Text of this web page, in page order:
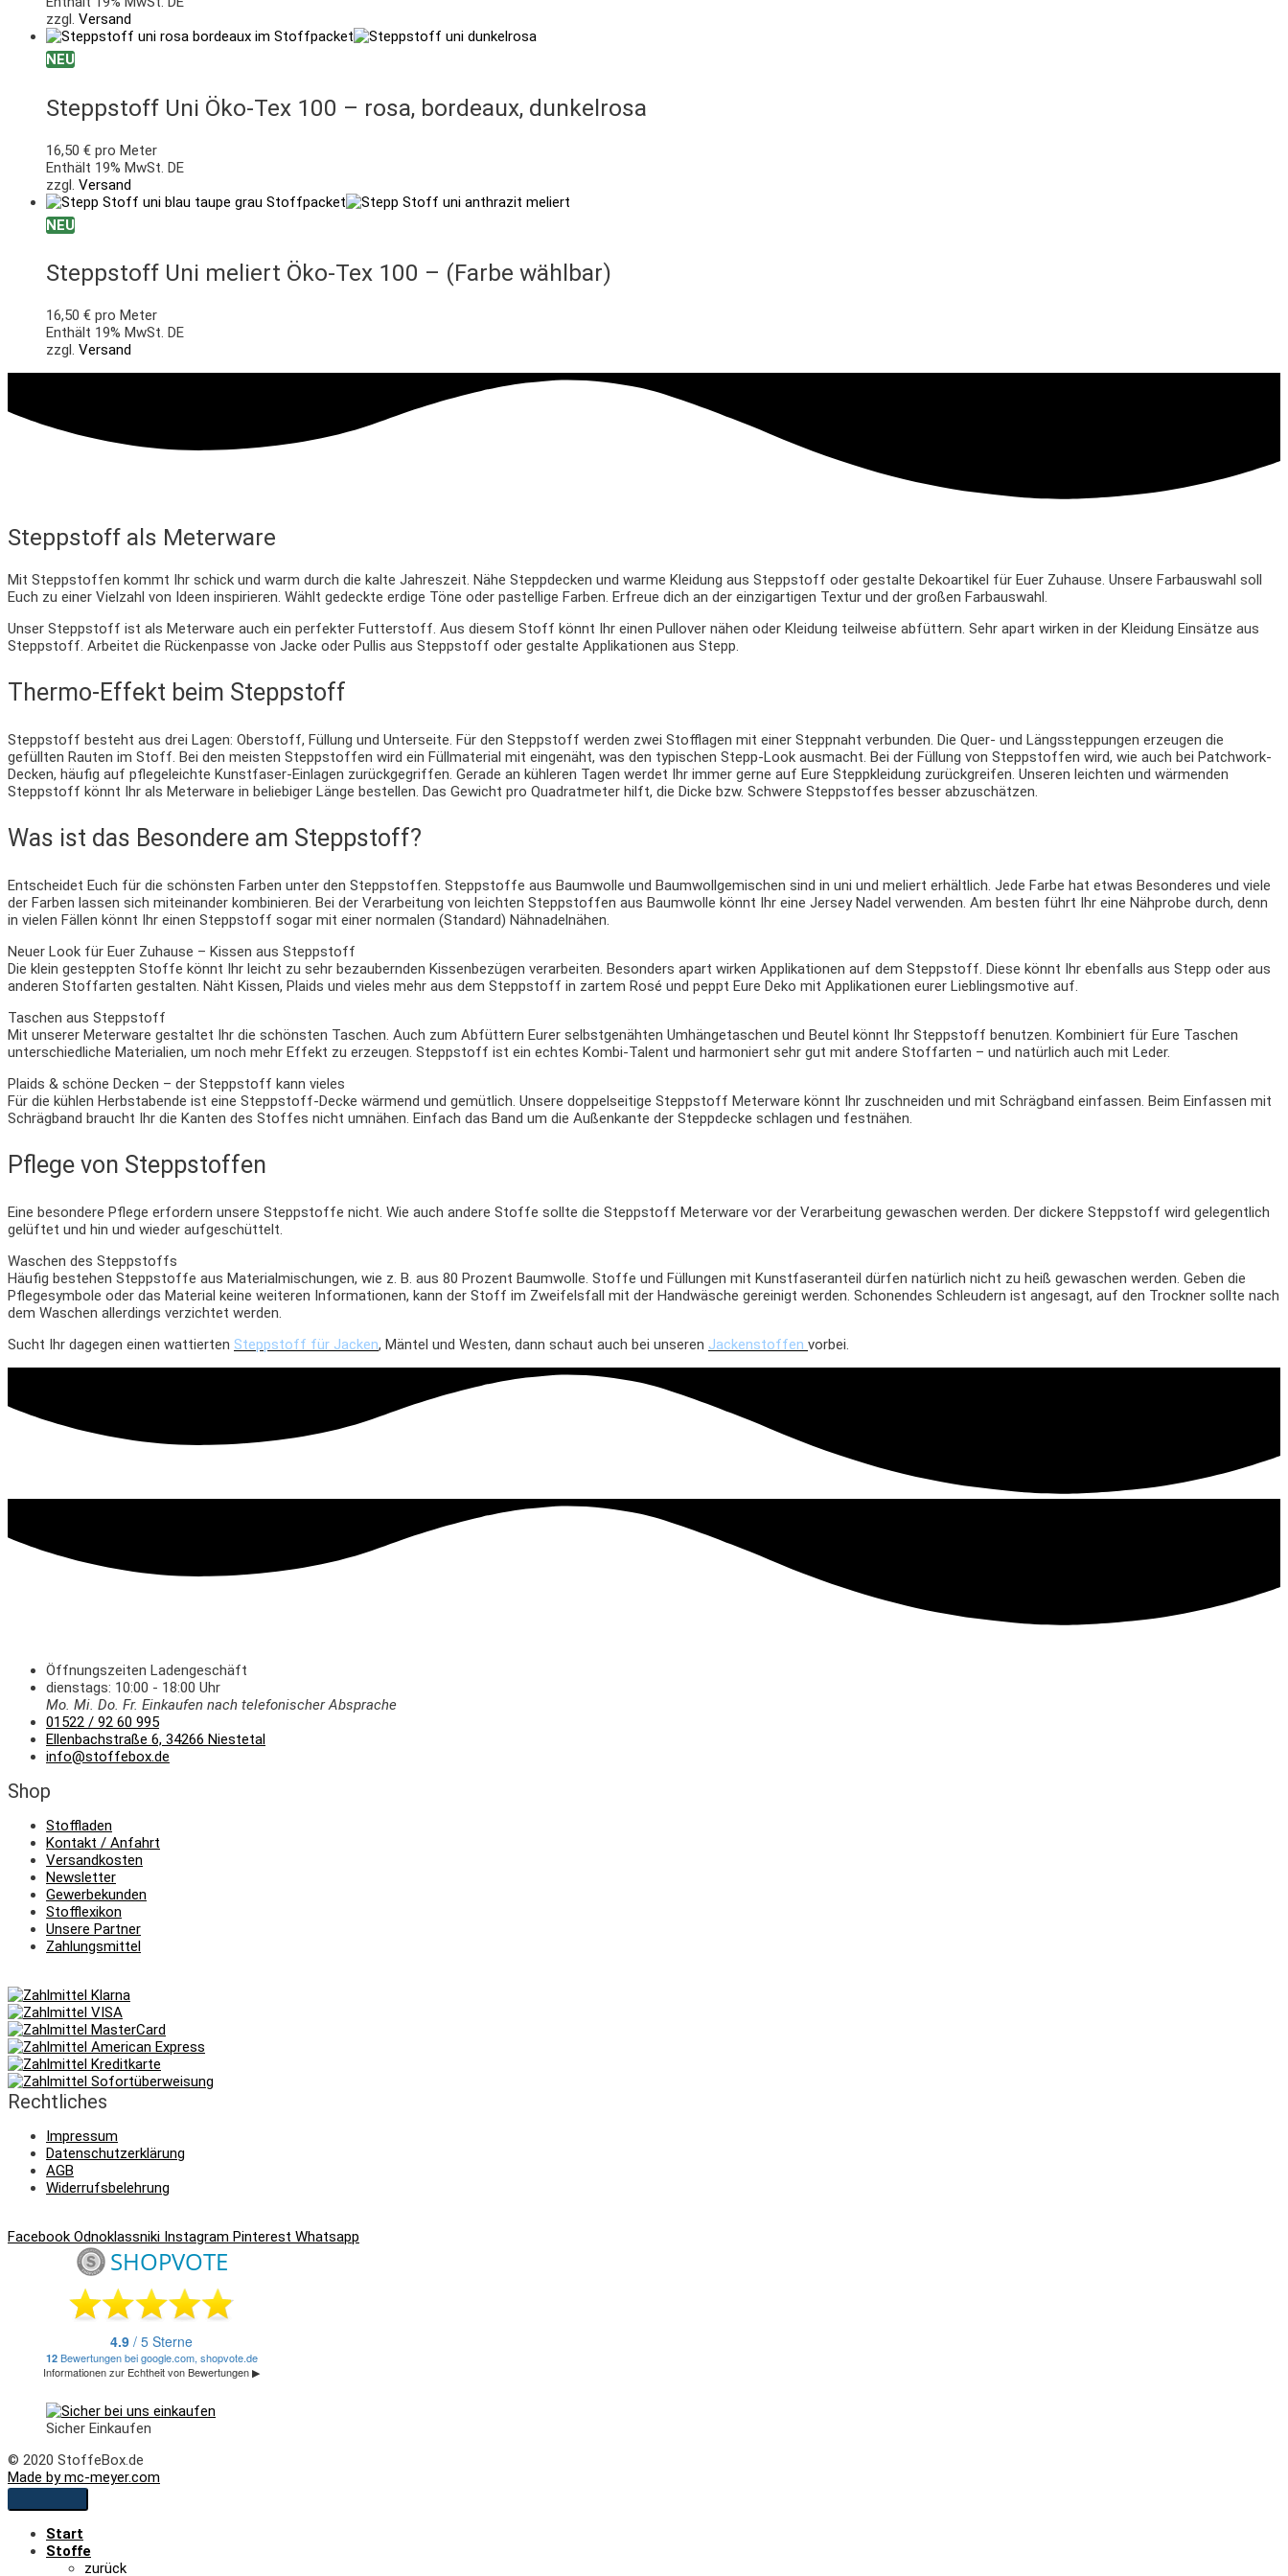
zzgl. Versand
NEU
Steppstoff Uni Öko-Tex 100 – rosa, bordeaux, dunkelrosa
16,50 € pro Meter
Enthält 19% MwSt. DE
zzgl. Versand
NEU
Steppstoff Uni meliert Öko-Tex 100 – (Farbe wählbar)
16,50 € pro Meter
Enthält 19% MwSt. DE
zzgl. Versand
Steppstoff als Meterware
Mit Steppstoffen kommt Ihr schick und warm durch die kalte Jahreszeit. Nähe Steppdecken und warme Kleidung aus Steppstoff oder gestalte Dekoartikel für Euer Zuhause. Unsere Farbauswahl soll
Euch zu einer Vielzahl von Ideen inspirieren. Wählt gedeckte erdige Töne oder pastellige Farben. Erfreue dich an der einzigartigen Textur und der großen Farbauswahl.
Unser Steppstoff ist als Meterware auch ein perfekter Futterstoff. Aus diesem Stoff könnt Ihr einen Pullover nähen oder Kleidung teilweise abfüttern. Sehr apart wirken in der Kleidung Einsätze aus
Steppstoff. Arbeitet die Rückenpasse von Jacke oder Pullis aus Steppstoff oder gestalte Applikationen aus Stepp.
Thermo-Effekt beim Steppstoff
Steppstoff besteht aus drei Lagen: Oberstoff, Füllung und Unterseite. Für den Steppstoff werden zwei Stofflagen mit einer Steppnaht verbunden. Die Quer- und Längssteppungen erzeugen die
gefüllten Rauten im Stoff. Bei den meisten Steppstoffen wird ein Füllmaterial mit eingenäht, was den typischen Stepp-Look ausmacht. Bei der Füllung von Steppstoffen wird, wie auch bei Patchwork-
Decken, häufig auf pflegeleichte Kunstfaser-Einlagen zurückgegriffen. Gerade an kühleren Tagen werdet Ihr immer gerne auf Eure Steppkleidung zurückgreifen. Unseren leichten und wärmenden
Steppstoff könnt Ihr als Meterware in beliebiger Länge bestellen. Das Gewicht pro Quadratmeter hilft, die Dicke bzw. Schwere Steppstoffes besser abzuschätzen.
Was ist das Besondere am Steppstoff?
Entscheidet Euch für die schönsten Farben unter den Steppstoffen. Steppstoffe aus Baumwolle und Baumwollgemischen sind in uni und meliert erhältlich. Jede Farbe hat etwas Besonderes und viele
der Farben lassen sich miteinander kombinieren. Bei der Verarbeitung von leichten Steppstoffen aus Baumwolle könnt Ihr eine Jersey Nadel verwenden. Am besten führt Ihr eine Nähprobe durch, denn
in vielen Fällen könnt Ihr einen Steppstoff sogar mit einer normalen (Standard) Nähnadelnähen.
Neuer Look für Euer Zuhause – Kissen aus Steppstoff
Die klein gesteppten Stoffe könnt Ihr leicht zu sehr bezaubernden Kissenbezügen verarbeiten. Besonders apart wirken Applikationen auf dem Steppstoff. Diese könnt Ihr ebenfalls aus Stepp oder aus
anderen Stoffarten gestalten. Näht Kissen, Plaids und vieles mehr aus dem Steppstoff in zartem Rosé und peppt Eure Deko mit Applikationen eurer Lieblingsmotive auf.
Taschen aus Steppstoff
Mit unserer Meterware gestaltet Ihr die schönsten Taschen. Auch zum Abfüttern Eurer selbstgenähten Umhängetaschen und Beutel könnt Ihr Steppstoff benutzen. Kombiniert für Eure Taschen
unterschiedliche Materialien, um noch mehr Effekt zu erzeugen. Steppstoff ist ein echtes Kombi-Talent und harmoniert sehr gut mit andere Stoffarten – und natürlich auch mit Leder.
Plaids & schöne Decken – der Steppstoff kann vieles
Für die kühlen Herbstabende ist eine Steppstoff-Decke wärmend und gemütlich. Unsere doppelseitige Steppstoff Meterware könnt Ihr zuschneiden und mit Schrägband einfassen. Beim Einfassen mit
Schrägband braucht Ihr die Kanten des Stoffes nicht umnähen. Einfach das Band um die Außenkante der Steppdecke schlagen und festnähen.
Pflege von Steppstoffen
Eine besondere Pflege erfordern unsere Steppstoffe nicht. Wie auch andere Stoffe sollte die Steppstoff Meterware vor der Verarbeitung gewaschen werden. Der dickere Steppstoff wird gelegentlich
gelüftet und hin und wieder aufgeschüttelt.
Waschen des Steppstoffs
Häufig bestehen Steppstoffe aus Materialmischungen, wie z. B. aus 80 Prozent Baumwolle. Stoffe und Füllungen mit Kunstfaseranteil dürfen natürlich nicht zu heiß gewaschen werden. Geben die
Pflegesymbole oder das Material keine weiteren Informationen, kann der Stoff im Zweifelsfall mit der Handwäsche gereinigt werden. Schonendes Schleudern ist angesagt, auf den Trockner sollte nach
dem Waschen allerdings verzichtet werden.
Sucht Ihr dagegen einen wattierten Steppstoff für Jacken, Mäntel und Westen, dann schaut auch bei unseren Jackenstoffen vorbei.
Öffnungszeiten Ladengeschäft
dienstags: 10:00 - 18:00 Uhr
Mo. Mi. Do. Fr. Einkaufen nach telefonischer Absprache
01522 / 92 60 995
Ellenbachstraße 6, 34266 Niestetal
info@stoffebox.de
Shop
Stoffladen
Kontakt / Anfahrt
Versandkosten
Newsletter
Gewerbekunden
Stofflexikon
Unsere Partner
Zahlungsmittel
Rechtliches
Impressum
Datenschutzerklärung
AGB
Widerrufsbelehrung
Facebook Odnoklassniki Instagram Pinterest Whatsapp
Sicher Einkaufen
© 2020 StoffeBox.de
Made by mc-meyer.com
Start
Stoffe
zurück